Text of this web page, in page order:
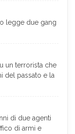
legge due gang
un terrorista che
del passato e la
di due agenti
di armi e